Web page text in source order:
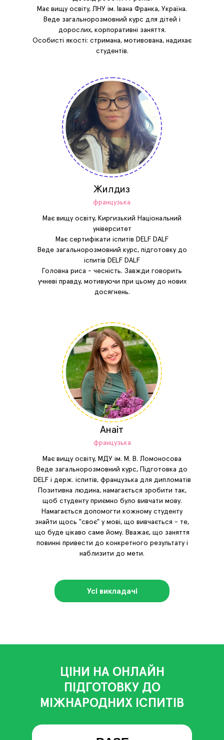
Має вищу освіту, ЛНУ ім. Івана Франка, Україна.
Веде загальнорозмовний курс для дітей і
дорослих, корпоративні заняття.
Особисті якості: стримана, мотивована, надихає
студентів.
Має вищу освіту, Киргизький Національний
університет
Має сертифікати іспитів DELF DALF
Веде загальнорозмовний курс, підготовку до
іспитів DELF DALF
Головна риса - чесність. Завжди говорить
учневі правду, мотивуючи при цьому до нових
досягнень.
Жилдиз
французька
Усі викладачі
Має вищу освіту, МДУ ім. М. В. Ломоносова
Веде загальнорозмовний курс, Підготовка до
DELF і держ. іспитів, французька для дипломатів
Позитивна людина, намагається зробити так,
щоб студенту приємно було вивчати мову.
Намагається допомогти кожному студенту
знайти щось "своє" у мові, що вивчається - те,
що буде цікаво саме йому. Вважає, що заняття
повинні привести до конкретного результату і
наблизити до мети.
Анаіт
французька
ЦІНИ НА ОНЛАЙН
ПІДГОТОВКУ ДО
МІЖНАРОДНИХ ІСПИТІВ